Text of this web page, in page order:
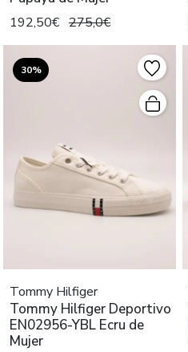
192,50€ 275,0€
30%
Tommy Hilfiger
Tommy Hilfiger Deportivo
EN02956-YBL Ecru de
Mujer